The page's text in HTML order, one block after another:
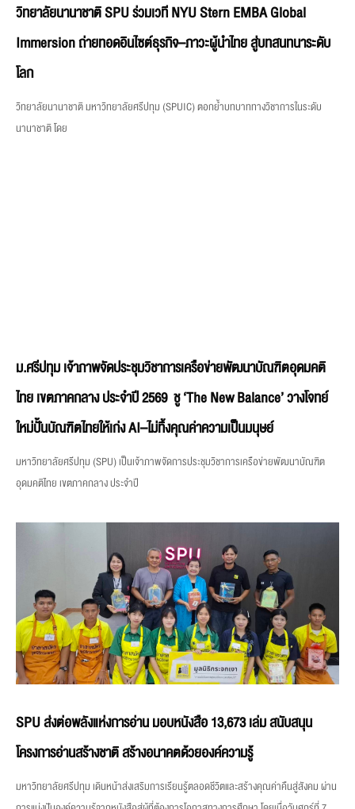
วิทยาลัยนานาชาติ SPU ร่วมเวที NYU Stern EMBA Global
Immersion ถ่ายทอดอินไซต์ธุรกิจ–ภาวะผู้นำไทย สู่บทสนทนาระดับ
โลก
วิทยาลัยนานาชาติ มหาวิทยาลัยศรีปทุม (SPUIC) ตอกย้ำบทบาททางวิชาการในระดับ
นานาชาติ โดย
ม.ศรีปทุม เจ้าภาพจัดประชุมวิชาการเครือข่ายพัฒนาบัณฑิตอุดมคติ
ไทย เขตภาคกลาง ประจำปี 2569 ชู ‘The New Balance’ วางโจทย์
ใหม่ปั้นบัณฑิตไทยให้เก่ง AI–ไม่ทิ้งคุณค่าความเป็นมนุษย์
มหาวิทยาลัยศรีปทุม (SPU) เป็นเจ้าภาพจัดการประชุมวิชาการเครือข่ายพัฒนาบัณฑิต
อุดมคติไทย เขตภาคกลาง ประจำปี
SPU ส่งต่อพลังแห่งการอ่าน มอบหนังสือ 13,673 เล่ม สนับสนุน
โครงการอ่านสร้างชาติ สร้างอนาคตด้วยองค์ความรู้
มหาวิทยาลัยศรีปทุม เดินหน้าส่งเสริมการเรียนรู้ตลอดชีวิตและสร้างคุณค่าคืนสู่สังคม ผ่าน